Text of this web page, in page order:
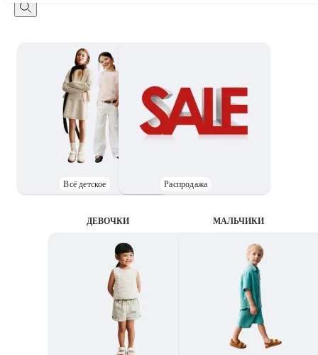
Всё детское Распродажа
ДЕВОЧКИ MАЛЬЧИКИ